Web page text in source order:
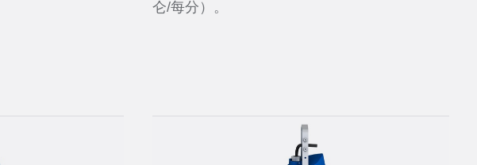
仑/每分）。